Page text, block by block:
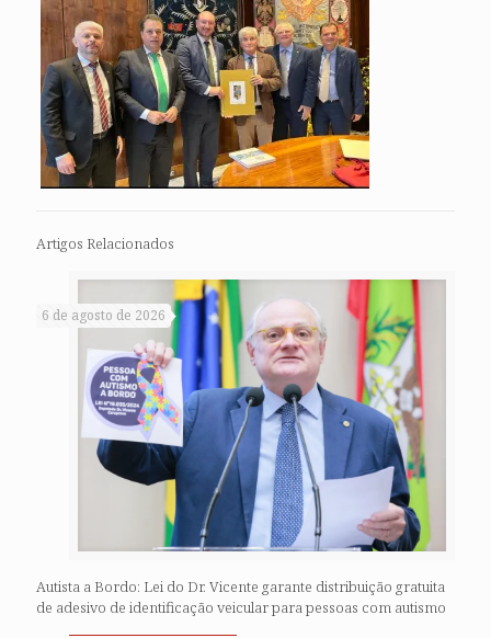
Artigos Relacionados
6 de agosto de 2026
Autista a Bordo: Lei do Dr. Vicente garante distribuição gratuita
de adesivo de identificação veicular para pessoas com autismo